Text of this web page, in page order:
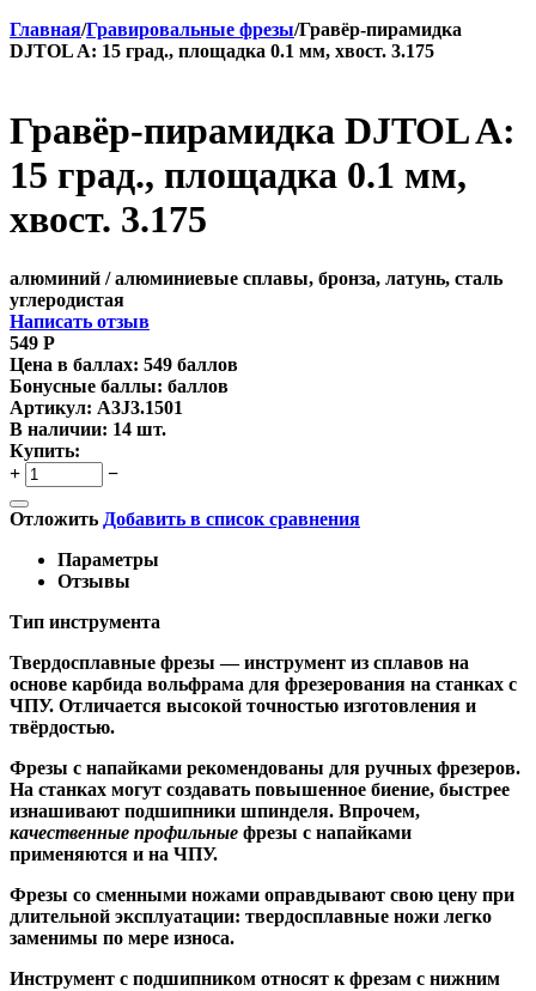
Главная/Гравировальные фрезы/Гравёр-пирамидка
DJTOL A: 15 град., площадка 0.1 мм, хвост. 3.175
Гравёр-пирамидка DJTOL A:
15 град., площадка 0.1 мм,
хвост. 3.175
алюминий / алюминиевые сплавы, бронза, латунь, сталь
углеродистая
Написать отзыв
549 Р
Цена в баллах: 549 баллов
Бонусные баллы: баллов
Артикул: A3J3.1501
В наличии: 14 шт.
Купить:
+
−
Отложить Добавить в список сравнения
Параметры
Отзывы
Тип инструмента
Твердосплавные фрезы — инструмент из сплавов на
основе карбида вольфрама для фрезерования на станках с
ЧПУ. Отличается высокой точностью изготовления и
твёрдостью.
Фрезы с напайками рекомендованы для ручных фрезеров.
На станках могут создавать повышенное биение, быстрее
изнашивают подшипники шпинделя. Впрочем,
качественные профильные фрезы с напайками
применяются и на ЧПУ.
Фрезы со сменными ножами оправдывают свою цену при
длительной эксплуатации: твердосплавные ножи легко
заменимы по мере износа.
Инструмент с подшипником относят к фрезам с нижним